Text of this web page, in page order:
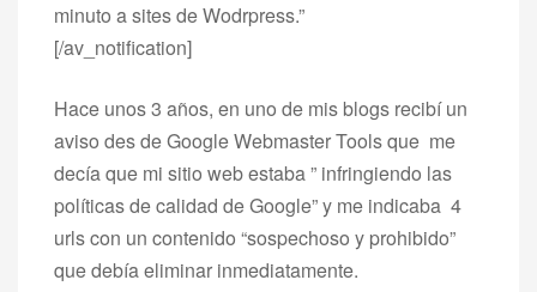
minuto a sites de Wodrpress.”
[/av_notification]
Hace unos 3 años, en uno de mis blogs recibí un
aviso des de Google Webmaster Tools que me
decía que mi sitio web estaba ” infringiendo las
políticas de calidad de Google” y me indicaba 4
urls con un contenido “sospechoso y prohibido”
que debía eliminar inmediatamente.